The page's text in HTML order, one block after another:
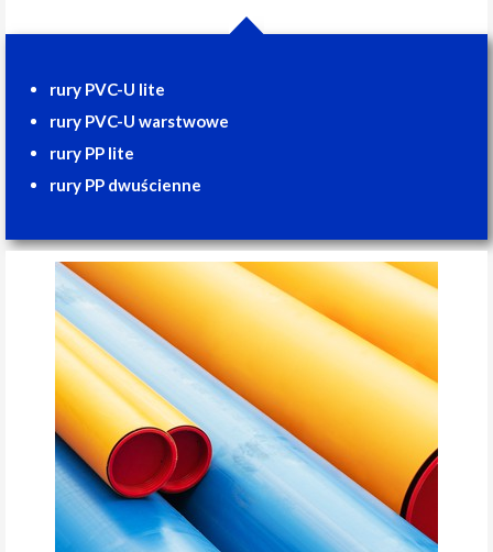
rury PVC-U lite
rury PVC-U warstwowe
rury PP lite
rury PP dwuścienne